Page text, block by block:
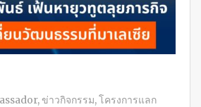
,ข่าวกิจกรรม,โครงการแลก